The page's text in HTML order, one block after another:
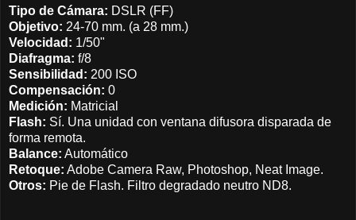
Tipo de Cámara: DSLR (FF)
Objetivo: 24-70 mm. (a 28 mm.)
Velocidad: 1/50"
Diafragma: f/8
Sensibilidad: 200 ISO
Compensación: 0
Medición: Matricial
Flash: Sí. Una unidad con ventana difusora disparada de
forma remota.
Balance: Automático
Retoque: Adobe Camera Raw, Photoshop, Neat Image.
Otros: Pie de Flash. Filtro degradado neutro ND8.